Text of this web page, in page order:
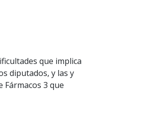
que implica
diputados, y las y
3 que